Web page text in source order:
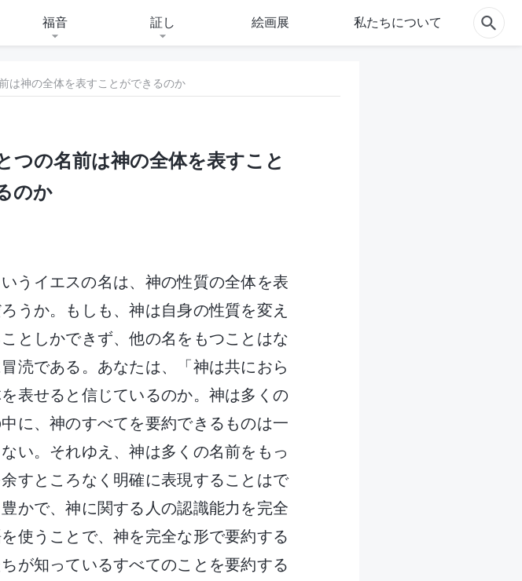
福音 証し 絵画展 私たちについて
は神の全体を表すことができるのか
つの名前は神の全体を表すこと
のか
うイエスの名は、神の性質の全体を表
うか。もしも、神は自身の性質を変え
としかできず、他の名をもつことはな
涜である。あなたは、「神は共におら
表せると信じているのか。神は多くの
に、神のすべてを要約できるものは一
い。それゆえ、神は多くの名前をもっ
すところなく明確に表現することはで
かで、神に関する人の認識能力を完全
使うことで、神を完全な形で要約する
が知っているすべてのことを要約する